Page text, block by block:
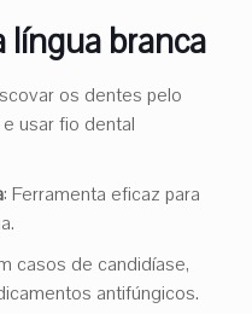
língua branca
os dentes pelo
usar fio dental
: Ferramenta eficaz para
casos de candidíase,
antifúngicos.